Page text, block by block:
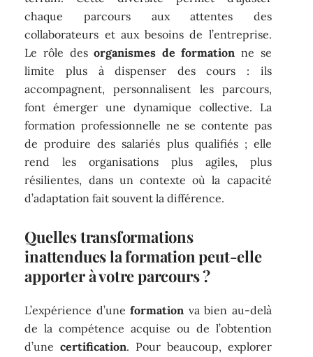
chaque parcours aux attentes des
collaborateurs et aux besoins de l’entreprise.
Le rôle desorganismes de formation ne se
limite plus à dispenser des cours : ils
accompagnent, personnalisent les parcours,
font émerger une dynamique collective. La
formation professionnelle ne se contente pas
de produire des salariés plus qualifiés ; elle
rend les organisations plus agiles, plus
résilientes, dans un contexte où la capacité
d’adaptation fait souvent la différence.
Quelles transformations
inattendues la formation peut-elle
apporter à votre parcours ?
L’expérience d’uneformation va bien au-delà
de la compétence acquise ou de l’obtention
d’unecertification. Pour beaucoup, explorer